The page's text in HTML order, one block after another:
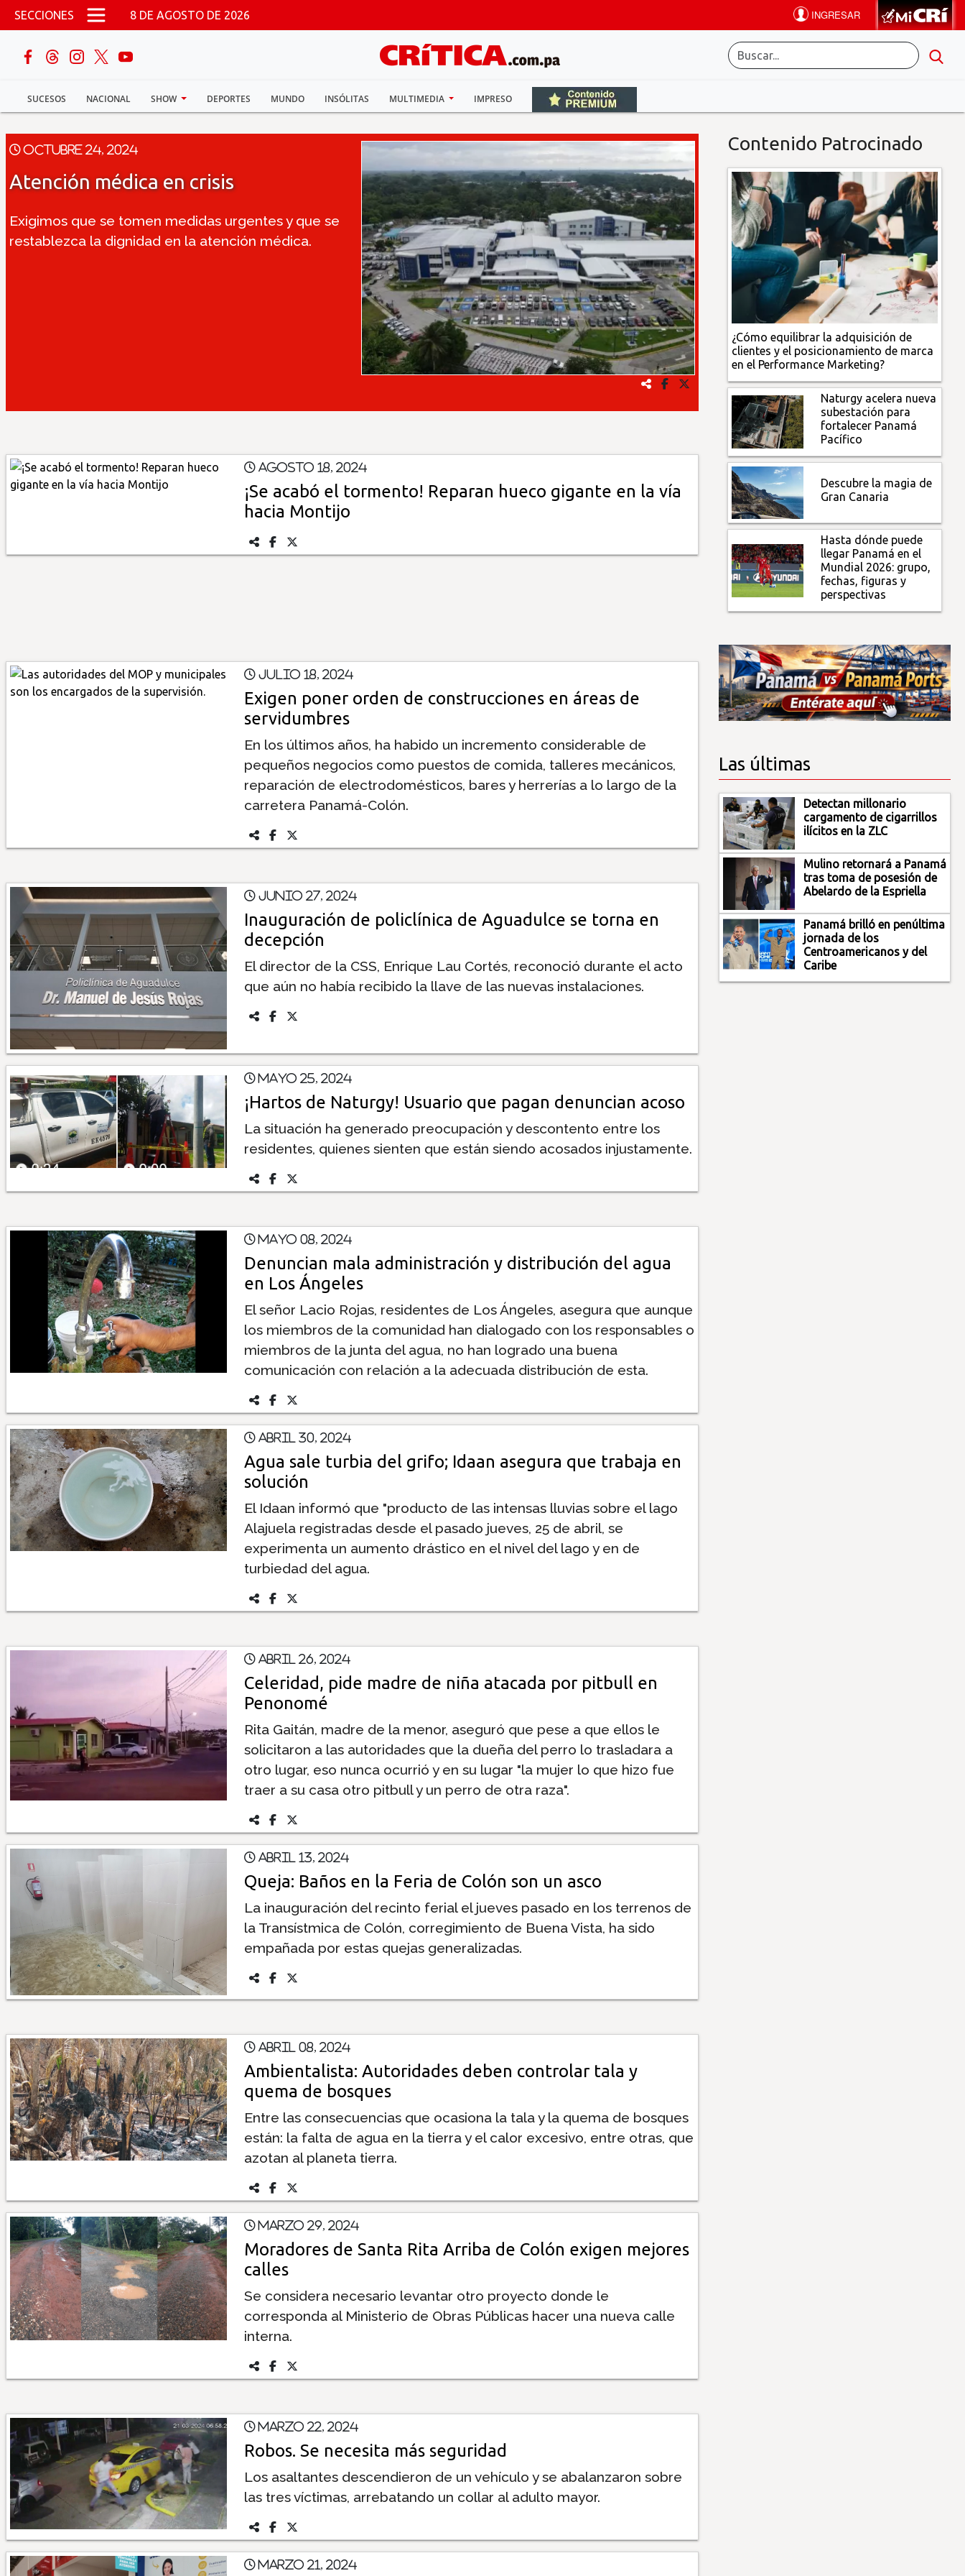
Pasar al contenido principal
SECCIONES 8 DE AGOSTO DE 2026
SUCESOS NACIONAL SHOW DEPORTES MUNDO INSÓLITAS MULTIMEDIA IMPRESO
buscar
Sucesos
Nacional
Política
Show
Octubre 24, 2024
Atención médica en crisis
Exigimos que se tomen medidas urgentes y que se
restablezca la dignidad en la atención médica.
Agosto 18, 2024
¡Se acabó el tormento! Reparan hueco gigante en la vía
hacia Montijo
Julio 18, 2024
Exigen poner orden de construcciones en áreas de
servidumbres
En los últimos años, ha habido un incremento considerable de
pequeños negocios como puestos de comida, talleres mecánicos,
reparación de electrodomésticos, bares y herrerías a lo largo de la
carretera Panamá-Colón.
Junio 27, 2024
Inauguración de policlínica de Aguadulce se torna en
decepción
El director de la CSS, Enrique Lau Cortés, reconoció durante el acto
que aún no había recibido la llave de las nuevas instalaciones.
Mayo 25, 2024
¡Hartos de Naturgy! Usuario que pagan denuncian acoso
La situación ha generado preocupación y descontento entre los
residentes, quienes sienten que están siendo acosados injustamente.
Mayo 08, 2024
Denuncian mala administración y distribución del agua
en Los Ángeles
El señor Lacio Rojas, residentes de Los Ángeles, asegura que aunque
los miembros de la comunidad han dialogado con los responsables o
miembros de la junta del agua, no han logrado una buena
comunicación con relación a la adecuada distribución de esta.
Abril 30, 2024
Agua sale turbia del grifo; Idaan asegura que trabaja en
solución
El Idaan informó que "producto de las intensas lluvias sobre el lago
Alajuela registradas desde el pasado jueves, 25 de abril, se
experimenta un aumento drástico en el nivel del lago y en de
turbiedad del agua.
Abril 26, 2024
Celeridad, pide madre de niña atacada por pitbull en
Penonomé
Rita Gaitán, madre de la menor, aseguró que pese a que ellos le
solicitaron a las autoridades que la dueña del perro lo trasladara a
otro lugar, eso nunca ocurrió y en su lugar "la mujer lo que hizo fue
traer a su casa otro pitbull y un perro de otra raza".
Abril 13, 2024
Queja: Baños en la Feria de Colón son un asco
La inauguración del recinto ferial el jueves pasado en los terrenos de
la Transístmica de Colón, corregimiento de Buena Vista, ha sido
empañada por estas quejas generalizadas.
Abril 08, 2024
Ambientalista: Autoridades deben controlar tala y
quema de bosques
Entre las consecuencias que ocasiona la tala y la quema de bosques
están: la falta de agua en la tierra y el calor excesivo, entre otras, que
azotan al planeta tierra.
Marzo 29, 2024
Moradores de Santa Rita Arriba de Colón exigen mejores
calles
Se considera necesario levantar otro proyecto donde le
corresponda al Ministerio de Obras Públicas hacer una nueva calle
interna.
Marzo 22, 2024
Robos. Se necesita más seguridad
Los asaltantes descendieron de un vehículo y se abalanzaron sobre
las tres víctimas, arrebatando un collar al adulto mayor.
Marzo 21, 2024
Contenido Patrocinado
¿Cómo equilibrar la adquisición de
clientes y el posicionamiento de marca
en el Performance Marketing?
Naturgy acelera nueva
subestación para
fortalecer Panamá
Pacífico
Descubre la magia de
Gran Canaria
Hasta dónde puede
llegar Panamá en el
Mundial 2026: grupo,
fechas, figuras y
perspectivas
Las últimas
Detectan millonario
cargamento de cigarrillos
ilícitos en la ZLC
Mulino retornará a Panamá
tras toma de posesión de
Abelardo de la Espriella
Panamá brilló en penúltima
jornada de los
Centroamericanos y del
Caribe